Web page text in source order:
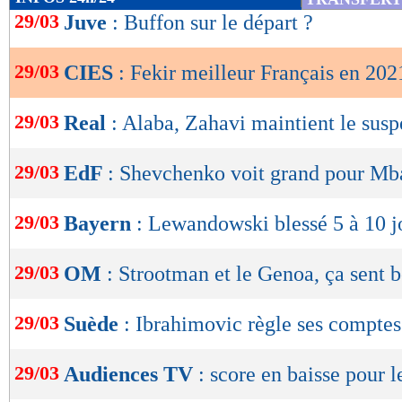
Les joueurs du Big Five les plus
de
OK
29/03 Juve : Buffon sur le départ ?
29/03 CIES : Fekir meilleur Français en
29/03 Real : Alaba, Zahavi maintient le
29/03 EdF : Shevchenko voit grand pour
29/03 Bayern : Lewandowski blessé 5 à 10
29/03 OM : Strootman et le Genoa, ça sent
29/03 Suède : Ibrahimovic règle ses comptes
29/03 Audiences TV : score en baisse pour